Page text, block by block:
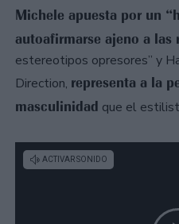
Michele apuesta por un
autoafirmarse ajeno a las
estereotipos opresores” y
Direction, representa a la
masculinidad que el